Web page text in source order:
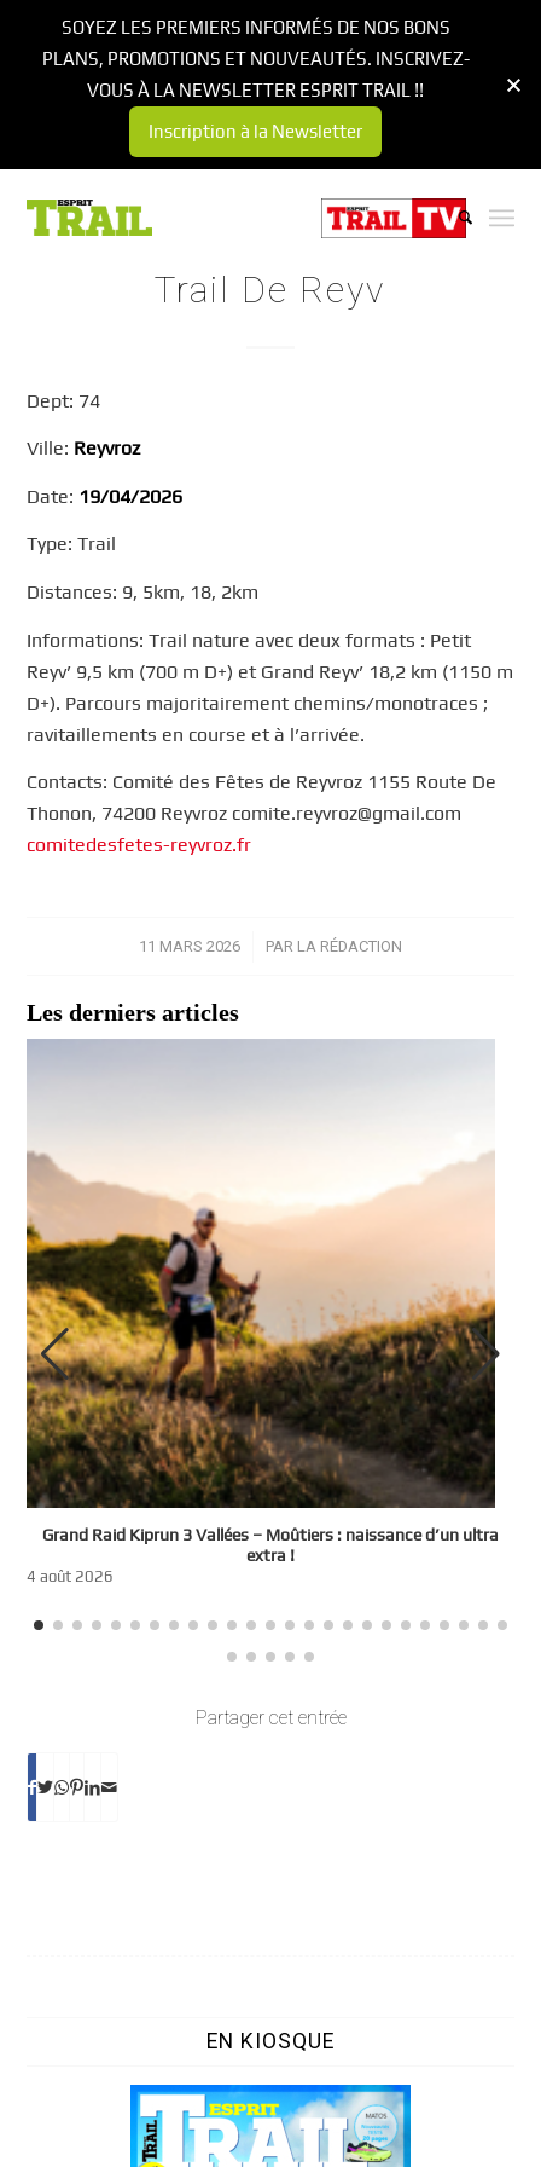
Trail De Reyv
Dept: 74
Ville: Reyvroz
Date: 19/04/2026
Type: Trail
Distances: 9, 5km, 18, 2km
Informations: Trail nature avec deux formats : Petit
Reyv’ 9,5 km (700 m D+) et Grand Reyv’ 18,2 km (1150 m
D+). Parcours majoritairement chemins/monotraces ;
ravitaillements en course et à l’arrivée.
Contacts: Comité des Fêtes de Reyvroz 1155 Route De
Thonon, 74200 Reyvroz comite.reyvroz@gmail.com
comitedesfetes-reyvroz.fr
11 MARS 2026
/ PAR LA RÉDACTION
Les derniers articles
Grand Raid Kiprun 3 Vallées – Moûtiers : naissance d’un ultra
extra !
4 août 2026
Partager cet entrée
EN KIOSQUE
SOYEZ LES PREMIERS INFORMÉS DE NOS BONS
PLANS, PROMOTIONS ET NOUVEAUTÉS. INSCRIVEZ-
VOUS À LA NEWSLETTER ESPRIT TRAIL !!
Inscription à la Newsletter